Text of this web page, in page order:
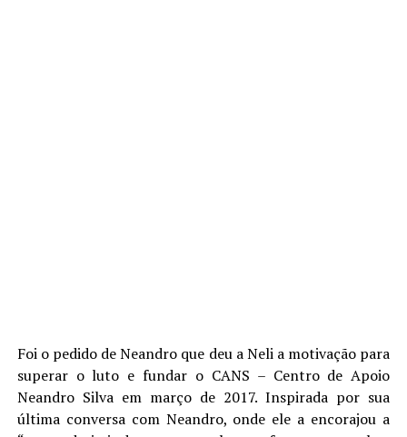
Foi o pedido de Neandro que deu a Neli a motivação para
superar o luto e fundar o CANS – Centro de Apoio
Neandro Silva em março de 2017. Inspirada por sua
última conversa com Neandro, onde ele a encorajou a